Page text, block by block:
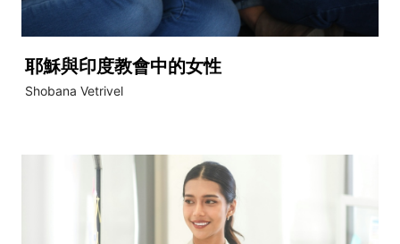
耶穌與印度教會中的女性
Shobana Vetrivel